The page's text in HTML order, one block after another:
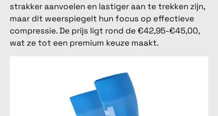
strakker aanvoelen en lastiger aan te trekken zijn,
maar dit weerspiegelt hun focus op effectieve
compressie. De prijs ligt rond de €42,95-€45,00,
wat ze tot een premium keuze maakt.